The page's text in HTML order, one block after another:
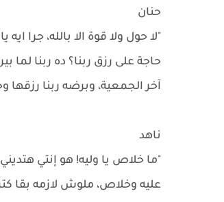
حنان
"لا حول ولا قوة الا بالله، جرا
حاجة على رزق ربنا؟ ده ربنا لما
آخر الجمعية، وبرضه ربنا رزقها
ناهد
"ما خلاص يا وليه! هو إنتي
عليه وخلاص، ملوش لازمه بقا